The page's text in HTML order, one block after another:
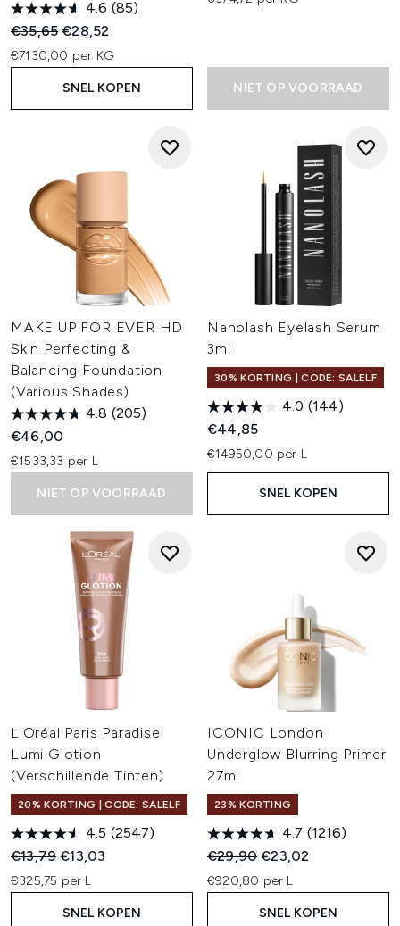
4.6 (85)
Recommended Retail Price:
€35,65Huidige prijs:
€28,52
€7130,00 per KG
SNEL KOPEN NIET OP VOORRAAD
MAKE UP FOR EVER HD
Skin Perfecting &
Balancing Foundation
(Various Shades)
4.8 (205)
€46,00
€1533,33 per L
NIET OP VOORRAAD
Nanolash Eyelash Serum
3ml
30% KORTING | CODE: SALELF
4.0 (144)
€44,85
€14950,00 per L
SNEL KOPEN
L'Oréal Paris Paradise
Lumi Glotion
(Verschillende Tinten)
20% KORTING | CODE: SALELF
4.5 (2547)
Recommended Retail Price:
€13,79Huidige prijs:
€13,03
€325,75 per L
SNEL KOPEN
ICONIC London
Underglow Blurring Primer
27ml
23% KORTING
4.7 (1216)
Recommended Retail Price:
€29,90Huidige prijs:
€23,02
€920,80 per L
SNEL KOPEN